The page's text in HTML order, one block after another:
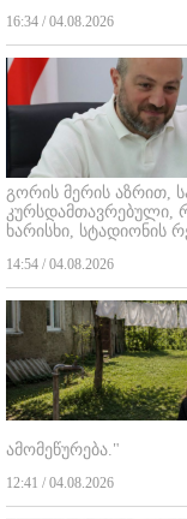
16:34 / 04.08.2026
გორის მერის აზრით,
კურსდამთავრებული,
ხარისხი, სტადიონის
14:54 / 04.08.2026
ამომეწურება."
12:41 / 04.08.2026